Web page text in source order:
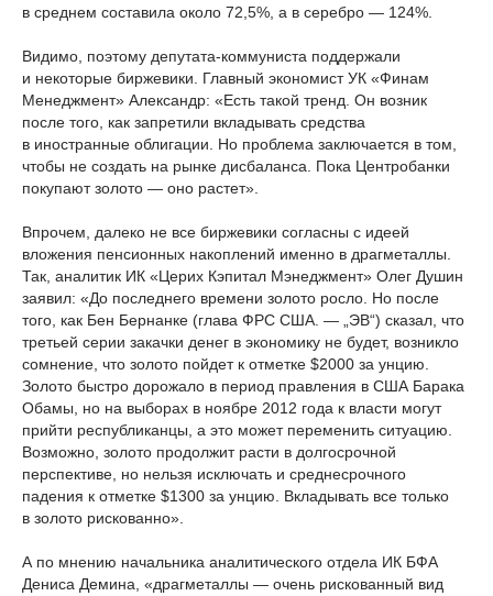
в среднем составила около 72,5%, а в серебро — 124%.
Видимо, поэтому депутата-коммуниста поддержали
и некоторые биржевики. Главный экономист УК «Финам
Менеджмент» Александр: «Есть такой тренд. Он возник
после того, как запретили вкладывать средства
в иностранные облигации. Но проблема заключается в том,
чтобы не создать на рынке дисбаланса. Пока Центробанки
покупают золото — оно растет».
Впрочем, далеко не все биржевики согласны с идеей
вложения пенсионных накоплений именно в драгметаллы.
Так, аналитик ИК «Церих Кэпитал Мэнеджмент» Олег Душин
заявил: «До последнего времени золото росло. Но после
того, как Бен Бернанке (глава ФРС США. — „ЭВ“) сказал, что
третьей серии закачки денег в экономику не будет, возникло
сомнение, что золото пойдет к отметке $2000 за унцию.
Золото быстро дорожало в период правления в США Барака
Обамы, но на выборах в ноябре 2012 года к власти могут
прийти республиканцы, а это может переменить ситуацию.
Возможно, золото продолжит расти в долгосрочной
перспективе, но нельзя исключать и среднесрочного
падения к отметке $1300 за унцию. Вкладывать все только
в золото рискованно».
А по мнению начальника аналитического отдела ИК БФА
Дениса Демина, «драгметаллы — очень рискованный вид